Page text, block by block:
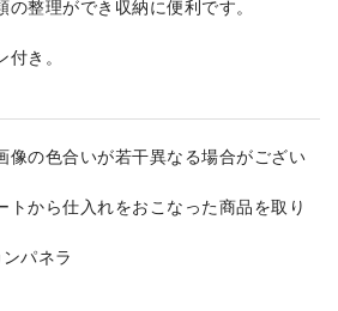
整理ができ収納に便利です。
き。
の色合いが若干異なる場合がござい
から仕入れをおこなった商品を取り
パネラ